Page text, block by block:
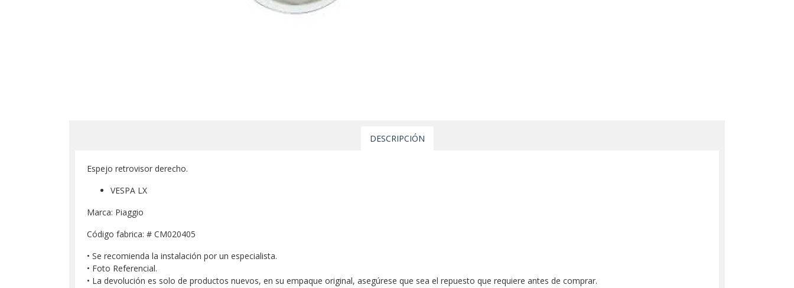
DESCRIPCIÓN
Espejo retrovisor derecho.
VESPA LX
Marca: Piaggio
Código fabrica: # CM020405
• Se recomienda la instalación por un especialista.
• Foto Referencial.
• La devolución es solo de productos nuevos, en su empaque original, asegúrese que sea el repuesto que requiere antes de comprar.